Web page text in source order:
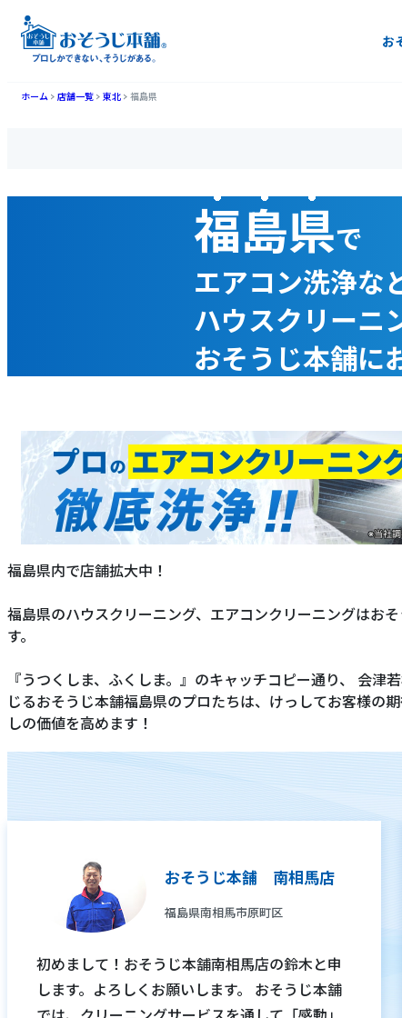
お
ホーム 店舗一覧 東北 福島県
福島県で
エアコン洗浄な
ハウスクリーニ
おそうじ本舗に
福島県内で店舗拡大中！
福島県のハウスクリーニング、エアコンクリーニングはお
す。
『うつくしま、ふくしま。』のキャッチコピー通り、 会
じるおそうじ本舗福島県のプロたちは、けっしてお客様の
しの価値を高めます！
おそうじ本舗 南相馬店
福島県南相馬市原町区
初めまして！おそうじ本舗南相馬店の鈴木と申
します。よろしくお願いします。 おそうじ本舗